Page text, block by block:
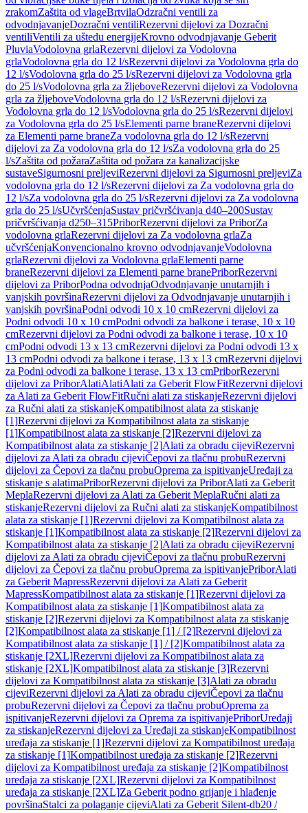
zrakomZaštita od vlageBrtvilaOdzračni ventili za
odvodnjavanjeDozračni ventiliRezervni dijelovi za Dozračni
ventiliVentili za uštedu energijeKrovno odvodnjavanje Geberit
PluviaVodolovna grlaRezervni dijelovi za Vodolovna
grlaVodolovna grla do 12 l/sRezervni dijelovi za Vodolovna grla do
12 l/sVodolovna grla do 25 l/sRezervni dijelovi za Vodolovna grla
do 25 l/sVodolovna grla za žljeboveRezervni dijelovi za Vodolovna
grla za žljeboveVodolovna grla do 12 l/sRezervni dijelovi za
Vodolovna grla do 12 l/sVodolovna grla do 25 l/sRezervni dijelovi
za Vodolovna grla do 25 l/sElementi parne braneRezervni dijelovi
za Elementi parne braneZa vodolovna grla do 12 l/sRezervni
dijelovi za Za vodolovna grla do 12 l/sZa vodolovna grla do 25
l/sZaštita od požaraZaštita od požara za kanalizacijske
sustaveSigurnosni preljeviRezervni dijelovi za Sigurnosni preljeviZa
vodolovna grla do 12 l/sRezervni dijelovi za Za vodolovna grla do
12 l/sZa vodolovna grla do 25 l/sRezervni dijelovi za Za vodolovna
grla do 25 l/sUčvršćenjaSustav pričvršćivanja d40–200Sustav
pričvršćivanja d250–315PriborRezervni dijelovi za PriborZa
vodolovna grlaRezervni dijelovi za Za vodolovna grlaZa
učvršćenjaKonvencionalno krovno odvodnjavanjeVodolovna
grlaRezervni dijelovi za Vodolovna grlaElementi parne
braneRezervni dijelovi za Elementi parne branePriborRezervni
dijelovi za PriborPodna odvodnjaOdvodnjavanje unutarnjih i
vanjskih površinaRezervni dijelovi za Odvodnjavanje unutarnjih i
vanjskih površinaPodni odvodi 10 x 10 cmRezervni dijelovi za
Podni odvodi 10 x 10 cmPodni odvodi za balkone i terase, 10 x 10
cmRezervni dijelovi za Podni odvodi za balkone i terase, 10 x 10
cmPodni odvodi 13 x 13 cmRezervni dijelovi za Podni odvodi 13 x
13 cmPodni odvodi za balkone i terase, 13 x 13 cmRezervni dijelovi
za Podni odvodi za balkone i terase, 13 x 13 cmPriborRezervni
dijelovi za PriborAlatiAlatiAlati za Geberit FlowFitRezervni dijelovi
za Alati za Geberit FlowFitRučni alati za stiskanjeRezervni dijelovi
za Ručni alati za stiskanjeKompatibilnost alata za stiskanje
[1]Rezervni dijelovi za Kompatibilnost alata za stiskanje
[1]Kompatibilnost alata za stiskanje [2]Rezervni dijelovi za
Kompatibilnost alata za stiskanje [2]Alati za obradu cijeviRezervni
dijelovi za Alati za obradu cijeviČepovi za tlačnu probuRezervni
dijelovi za Čepovi za tlačnu probuOprema za ispitivanjeUređaji za
stiskanje s alatimaPriborRezervni dijelovi za PriborAlati za Geberit
MeplaRezervni dijelovi za Alati za Geberit MeplaRučni alati za
stiskanjeRezervni dijelovi za Ručni alati za stiskanjeKompatibilnost
alata za stiskanje [1]Rezervni dijelovi za Kompatibilnost alata za
stiskanje [1]Kompatibilnost alata za stiskanje [2]Rezervni dijelovi za
Kompatibilnost alata za stiskanje [2]Alati za obradu cijeviRezervni
dijelovi za Alati za obradu cijeviČepovi za tlačnu probuRezervni
dijelovi za Čepovi za tlačnu probuOprema za ispitivanjePriborAlati
za Geberit MapressRezervni dijelovi za Alati za Geberit
MapressKompatibilnost alata za stiskanje [1]Rezervni dijelovi za
Kompatibilnost alata za stiskanje [1]Kompatibilnost alata za
stiskanje [2]Rezervni dijelovi za Kompatibilnost alata za stiskanje
[2]Kompatibilnost alata za stiskanje [1] / [2]Rezervni dijelovi za
Kompatibilnost alata za stiskanje [1] / [2]Kompatibilnost alata za
stiskanje [2XL]Rezervni dijelovi za Kompatibilnost alata za
stiskanje [2XL]Kompatibilnost alata za stiskanje [3]Rezervni
dijelovi za Kompatibilnost alata za stiskanje [3]Alati za obradu
cijeviRezervni dijelovi za Alati za obradu cijeviČepovi za tlačnu
probuRezervni dijelovi za Čepovi za tlačnu probuOprema za
ispitivanjeRezervni dijelovi za Oprema za ispitivanjePriborUređaji
za stiskanjeRezervni dijelovi za Uređaji za stiskanjeKompatibilnost
uređaja za stiskanje [1]Rezervni dijelovi za Kompatibilnost uređaja
za stiskanje [1]Kompatibilnost uređaja za stiskanje [2]Rezervni
dijelovi za Kompatibilnost uređaja za stiskanje [2]Kompatibilnost
uređaja za stiskanje [2XL]Rezervni dijelovi za Kompatibilnost
uređaja za stiskanje [2XL]Za Geberit podno grijanje i hlađenje
površinaStalci za polaganje cijeviAlati za Geberit Silent-db20 /